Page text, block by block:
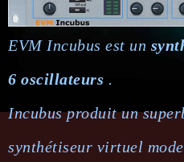
EVM Incubus est un
6 oscillateurs .
Incubus produit un
synthétiseur virtuel